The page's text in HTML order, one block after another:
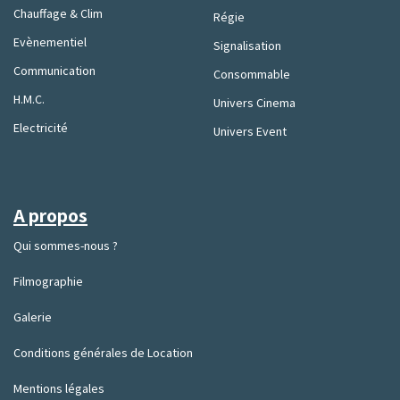
A propos
Qui sommes-nous ?
Filmographie
Galerie
Conditions générales de Location
Mentions légales
Régie
Signalisation
Consommable
Univers Cinema
Univers Event
Chauffage & Clim
Evènementiel
Communication
H.M.C.
Electricité